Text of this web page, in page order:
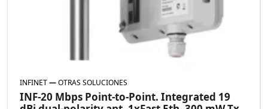
INFINET—OTRAS SOLUCIONES
INF-20 Mbps Point-to-Point. Integrated 19